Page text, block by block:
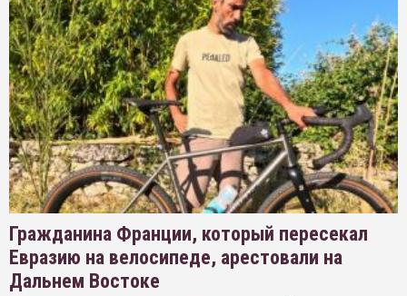
Гражданина Франции, который пересекал
Евразию на велосипеде, арестовали на
Дальнем Востоке